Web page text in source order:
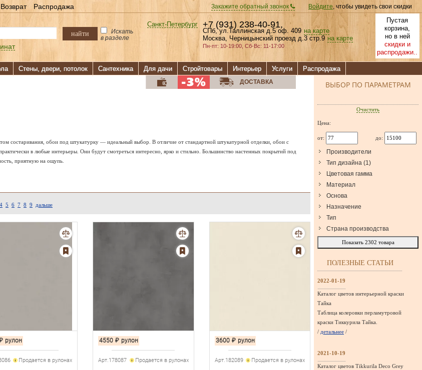
Закажите обратный звонок Войдите, чтобы увидеть свои скидки
Возврат Распродажа
Пустая
корзина,
но в ней
скидки и
распродажи..
Санкт-Петербург +7 (931) 238-40-91,
СПб, ул.Таллинская д.5 оф. 409 на карте
Москва, Черницынский проезд д.3 стр.9 на карте
Пн-пт: 10-19:00, Сб-Вс: 11-17:00
найти
Искать
в разделе
Стены, двери, потолок Сантехника Для дачи Стройтовары Интерьер Услуги Распродажа
ДОСТАВКА
состаривания, обои под штукатурку — идеальный выбор. В отличие от стандартной штукатурной отделки, обои с
в любые интерьеры. Они будут смотреться интересно, ярко и стильно. Большинство настенных покрытий под
приятную на ощупь.
4 5 6 7 8 9 дальше
рулон
Продается в рулонах
4550 ₽ рулон
Арт.178087 Продается в рулонах
3600 ₽ рулон
Арт.182089 Продается в рулонах
ВЫБОР ПО ПАРАМЕТРАМ
Очистить
Цена:
от: до:
Производители
Тип дизайна (1)
Цветовая гамма
Материал
Основа
Назначение
Тип
Страна производства
Показать 2302 товара
ПОЛЕЗНЫЕ СТАТЬИ
2022-01-19
Каталог цветов интерьерной краски
Тайка
Таблица колеровки перламутровой
краски Тиккурила Тайка.
/ детальнее /
2021-10-19
Каталог цветов Tikkurila Deco Grey